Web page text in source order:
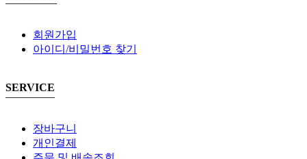
회원가입
아이디/비밀번호 찾기
SERVICE
장바구니
개인결제